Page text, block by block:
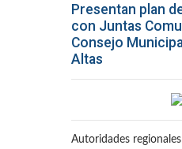
Presentan plan
con Juntas
Consejo
Altas
Autoridades